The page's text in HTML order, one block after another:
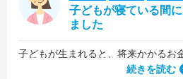
子どもが寝ている間
ました
何より、とても親身になって対応してくださって大満足。うちと同じように子ども
続きを読む